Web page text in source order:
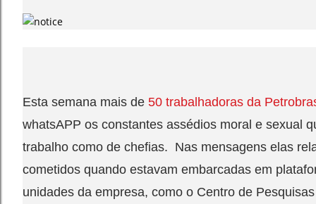
Esta semana mais de 50 trabalhadoras da
whatsAPP os constantes assédios moral e sexual
trabalho como de chefias. Nas mensagens elas
cometidos quando estavam embarcadas em
unidades da empresa, como o Centro de